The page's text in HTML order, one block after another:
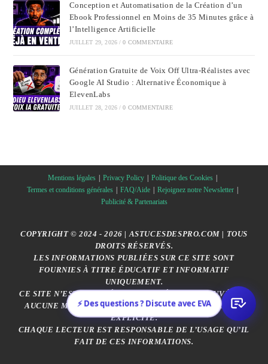
Conception et Automatisation de la Création d’un
Ebook Professionnel en Moins de 35 Minutes grâce à
l’Intelligence Artificielle
JUILLET 29, 2026 / 0 COMMENTAIRE
Génération Gratuite de Voix Off Ultra-Réalistes avec
Google AI Studio : Alternative Économique à
ElevenLabs
JUILLET 28, 2026 / 0 COMMENTAIRE
Mentions légales Privacy Policy
Politique des Cookies
Termes et conditions générales
FAQ/Aide
Rejoignez notre Newsletter
Publicité & Partenariats
COPYRIGHT © 2024 - 2026 | ASTUCESDESPRO.COM | TOUS
DROITS RÉSERVÉS.
LES INFORMATIONS PUBLIÉES SUR CE SITE SONT
FOURNIES À TITRE ÉDUCATIF ET INFORMATIF
UNIQUEMENT.
CE SITE N’EST AFFILIÉ, SPONSORISÉ OU APPROUVÉ PAR
AUCUNE MARQUE CITÉE, SAUF MENTION CONTRAIRE
EXPLICITE.
CHAQUE LECTEUR EST RESPONSABLE DE L’USAGE QU’IL
FAIT DE CES INFORMATIONS.
⚡ Des questions ? Discute avec EVA